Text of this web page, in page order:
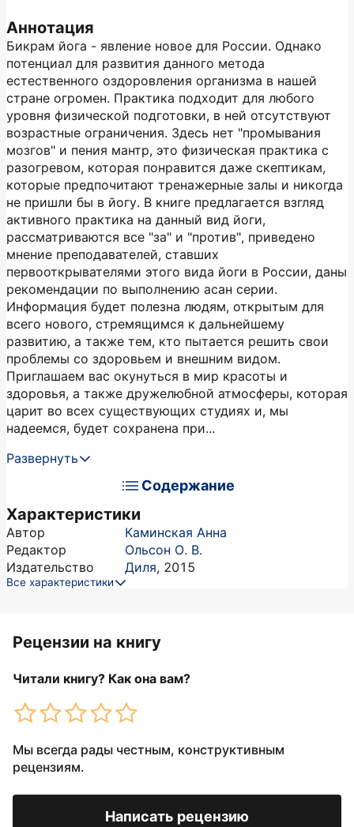
Аннотация
Бикрам йога - явление новое для России. Однако
потенциал для развития данного метода
естественного оздоровления организма в нашей
стране огромен. Практика подходит для любого
уровня физической подготовки, в ней отсутствуют
возрастные ограничения. Здесь нет "промывания
мозгов" и пения мантр, это физическая практика с
разогревом, которая понравится даже скептикам,
которые предпочитают тренажерные залы и никогда
не пришли бы в йогу. В книге предлагается взгляд
активного практика на данный вид йоги,
рассматриваются все "за" и "против", приведено
мнение преподавателей, ставших
первооткрывателями этого вида йоги в России, даны
рекомендации по выполнению асан серии.
Информация будет полезна людям, открытым для
всего нового, стремящимся к дальнейшему
развитию, а также тем, кто пытается решить свои
проблемы со здоровьем и внешним видом.
Приглашаем вас окунуться в мир красоты и
здоровья, а также дружелюбной атмосферы, которая
царит во всех существующих студиях и, мы
надеемся, будет сохранена при...
Развернуть
Содержание
Характеристики
Автор
Каминская Анна
Редактор
Ольсон О. В.
Издательство
Диля, 2015
Все характеристики
Рецензии на книгу
Читали книгу? Как она вам?
Мы всегда рады честным, конструктивным
рецензиям.
Написать рецензию